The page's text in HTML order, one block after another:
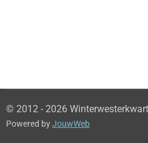
© 2012 - 2026
Powered byJouwWeb